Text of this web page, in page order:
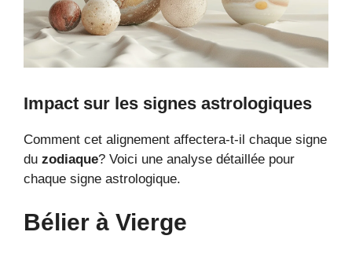
Impact sur les signes astrologiques
Comment cet alignement affectera-t-il chaque signe
du zodiaque? Voici une analyse détaillée pour
chaque signe astrologique.
Bélier à Vierge